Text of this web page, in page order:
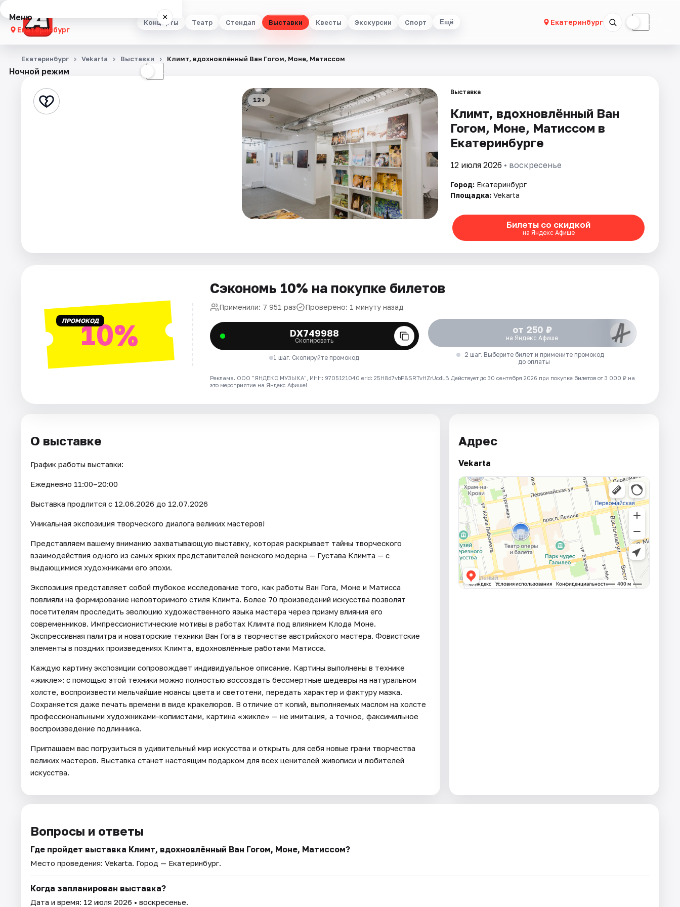
Концерты Театр Стендап Выставки Квесты Экскурсии Спорт Ещё Екатеринбург ☾
Меню ×
Екатеринбург
Концерты
Стендап
Города
Рейтинги
Ночной режим ☾
Екатеринбург Vekarta Выставки Климт, вдохновлённый Ван Гогом, Моне, Матиссом
12+
Выставка
Климт, вдохновлённый Ван
Гогом, Моне, Матиссом в
Екатеринбурге
12 июля 2026 • воскресенье
Город: Екатеринбург
Площадка: Vekarta
Билеты со скидкой
на Яндекс Афише
ПРОМОКОД10%
Сэкономь 10% на покупке билетов
Применили: 7 951 раз Проверено: 1 минуту назад
DX749988
Скопировать
1 шаг. Скопируйте промокод
от 250 ₽
на Яндекс Афише
2 шаг. Выберите билет и примените промокод
до оплаты
Реклама. ООО "ЯНДЕКС МУЗЫКА", ИНН: 9705121040 erid: 25H8d7vbP8SRTvHZrUcdLB Действует до 30 сентября 2026 при покупке билетов от 3 000 ₽ на
это мероприятие на Яндекс Афише!
О выставке
График работы выставки:
Ежедневно 11:00–20:00
Выставка продлится с 12.06.2026 до 12.07.2026
Уникальная экспозиция творческого диалога великих мастеров!
Представляем вашему вниманию захватывающую выставку, которая раскрывает тайны творческого
взаимодействия одного из самых ярких представителей венского модерна — Густава Климта — с
выдающимися художниками его эпохи.
Экспозиция представляет собой глубокое исследование того, как работы Ван Гога, Моне и Матисса
повлияли на формирование неповторимого стиля Климта. Более 70 произведений искусства позволят
посетителям проследить эволюцию художественного языка мастера через призму влияния его
современников. Импрессионистические мотивы в работах Климта под влиянием Клода Моне.
Экспрессивная палитра и новаторские техники Ван Гога в творчестве австрийского мастера. Фовистские
элементы в поздних произведениях Климта, вдохновлённые работами Матисса.
Каждую картину экспозиции сопровождает индивидуальное описание. Картины выполнены в технике
«жикле»: с помощью этой техники можно полностью воссоздать бессмертные шедевры на натуральном
холсте, воспроизвести мельчайшие нюансы цвета и светотени, передать характер и фактуру мазка.
Сохраняется даже печать времени в виде кракелюров. В отличие от копий, выполняемых маслом на холсте
профессиональными художниками-копиистами, картина «жикле» — не имитация, а точное, факсимильное
воспроизведение подлинника.
Приглашаем вас погрузиться в удивительный мир искусства и открыть для себя новые грани творчества
великих мастеров. Выставка станет настоящим подарком для всех ценителей живописи и любителей
искусства.
Адрес
Vekarta
Вопросы и ответы
Где пройдет выставка Климт, вдохновлённый Ван Гогом, Моне, Матиссом?
Место проведения: Vekarta. Город — Екатеринбург.
Когда запланирован выставка?
Дата и время: 12 июля 2026 • воскресенье.